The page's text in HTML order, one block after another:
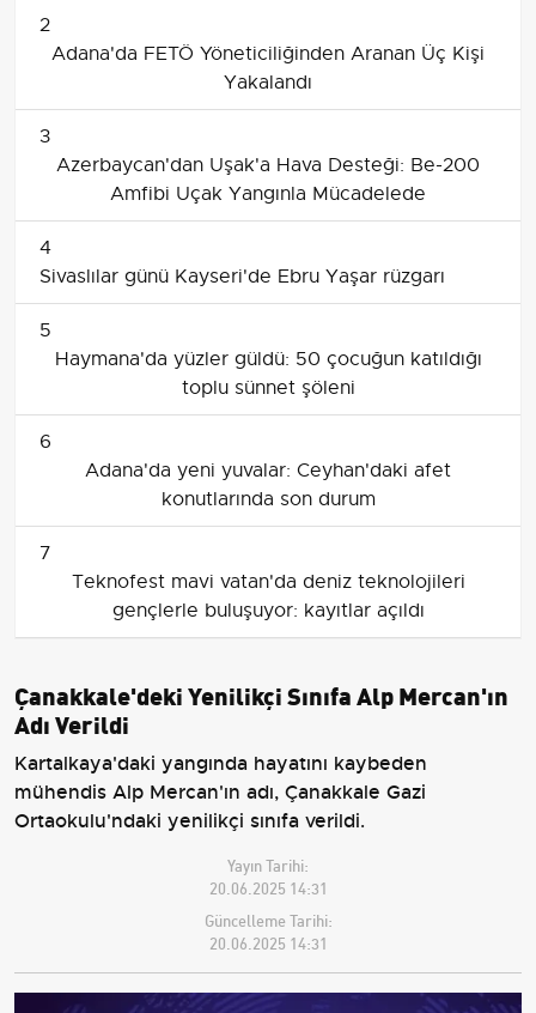
2
Adana'da FETÖ Yöneticiliğinden Aranan Üç Kişi
Yakalandı
3
Azerbaycan'dan Uşak'a Hava Desteği: Be-200
Amfibi Uçak Yangınla Mücadelede
4
Sivaslılar günü Kayseri'de Ebru Yaşar rüzgarı
5
Haymana'da yüzler güldü: 50 çocuğun katıldığı
toplu sünnet şöleni
6
Adana'da yeni yuvalar: Ceyhan'daki afet
konutlarında son durum
7
Teknofest mavi vatan'da deniz teknolojileri
gençlerle buluşuyor: kayıtlar açıldı
Çanakkale'deki Yenilikçi Sınıfa Alp Mercan'ın
Adı Verildi
Kartalkaya'daki yangında hayatını kaybeden
mühendis Alp Mercan'ın adı, Çanakkale Gazi
Ortaokulu'ndaki yenilikçi sınıfa verildi.
Yayın Tarihi:
20.06.2025 14:31
Güncelleme Tarihi:
20.06.2025 14:31